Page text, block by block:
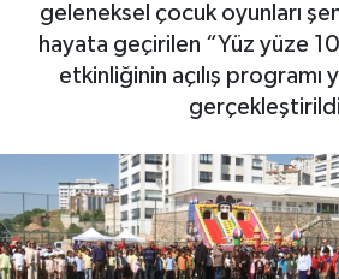
geleneksel çocuk oyunları
hayata geçirilen “Yüz yüze
etkinliğinin açılış programı
ELAZIĞ
GÜNDEM
HABERDE İNSAN